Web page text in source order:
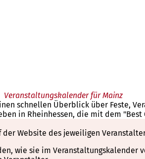
Veranstaltungskalender für Mainz
schnellen Überblick über Feste,
in Rheinhessen, die mit dem
Website des jeweiligen
wie sie im